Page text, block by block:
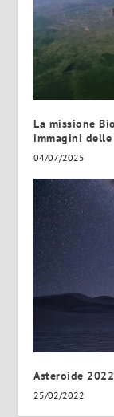
La missione
immagini
04/07/2025
Asteroide
25/02/2022